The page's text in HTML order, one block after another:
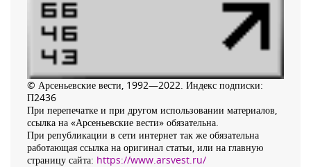
© Арсеньевские вести, 1992—2022. Индекс подписки:
П2436
При перепечатке и при другом использовании материалов,
ссылка на «Арсеньевские вести» обязательна.
При републикации в сети интернет так же обязательна
работающая ссылка на оригинал статьи, или на главную
страницу сайта: https://www.arsvest.ru/